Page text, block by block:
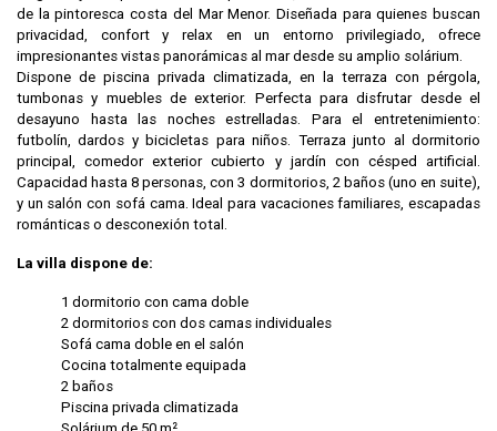
de la pintoresca costa del Mar Menor. Diseñada para quienes buscan
privacidad, confort y relax en un entorno privilegiado, ofrece
impresionantes vistas panorámicas al mar desde su amplio solárium.
Dispone de piscina privada climatizada, en la terraza con pérgola,
tumbonas y muebles de exterior. Perfecta para disfrutar desde el
desayuno hasta las noches estrelladas. Para el entretenimiento:
futbolín, dardos y bicicletas para niños. Terraza junto al dormitorio
principal, comedor exterior cubierto y jardín con césped artificial.
Capacidad hasta 8 personas, con 3 dormitorios, 2 baños (uno en suite),
y un salón con sofá cama. Ideal para vacaciones familiares, escapadas
románticas o desconexión total.
La villa dispone de:
1 dormitorio con cama doble
2 dormitorios con dos camas individuales
Sofá cama doble en el salón
Cocina totalmente equipada
2 baños
Piscina privada climatizada
Solárium de 50 m²